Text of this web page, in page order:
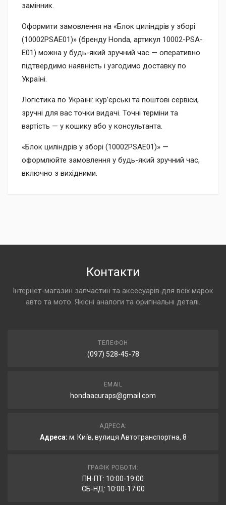
замінник.
Оформити замовлення на «Блок циліндрів у зборі
(10002PSAE01)» (бренду Honda, артикул 10002-PSA-
E01) можна у будь-який зручний час — оперативно
підтвердимо наявність і узгодимо доставку по
Україні.
Логістика по Україні: кур’єрські та поштові сервіси,
зручні для вас точки видачі. Точні терміни та
вартість — у кошику або у консультанта.
«Блок циліндрів у зборі (10002PSAE01)» —
оформлюйте замовлення у будь-який зручний час,
включно з вихідними.
Контакти
Інтернет-магазин запчастин та аксесуарів для всіх марок
авто та мото. Якісні аналоги та оригінальні деталі.
ТЕЛЕФОН
(097) 528-45-78
EMAIL
hondaacuraps@gmail.com
АДРЕСА:
Адреса: м. Київ, вулиця Автотранспортна, 8
ГРАФІК РОБОТИ:
ПН-ПТ: 10:00-19:00
СБ-НД: 10:00-17:00